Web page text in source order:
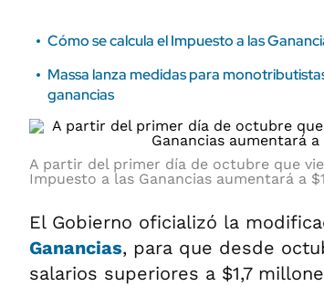
Cómo se calcula el Impuesto a las
Massa lanza medidas para
ganancias
A partir del primer día de octubre que
Impuesto a las Ganancias aumentará a
El Gobierno oficializó la
Ganancias, para que desde
salarios superiores a $1,7